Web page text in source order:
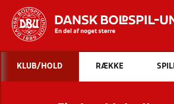
KLUB/HOLD RÆKKE